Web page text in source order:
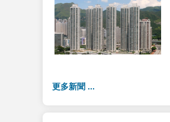
更多新聞 ...